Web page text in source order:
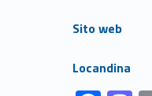
Link identifier #identifier__196417-1
Sito web
Link identifier #identifier__50638-2Locandina